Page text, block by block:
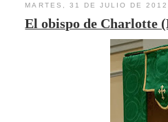
MARTES, 31 DE JULIO DE 2012
El obispo de Charlotte